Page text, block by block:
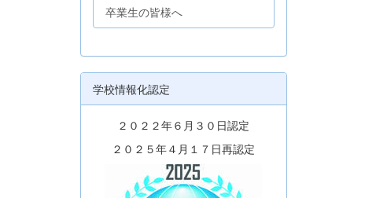
卒業生の皆様へ
学校情報化認定
２０２２年６月３０日認定
２０２５年４月１７日再認定